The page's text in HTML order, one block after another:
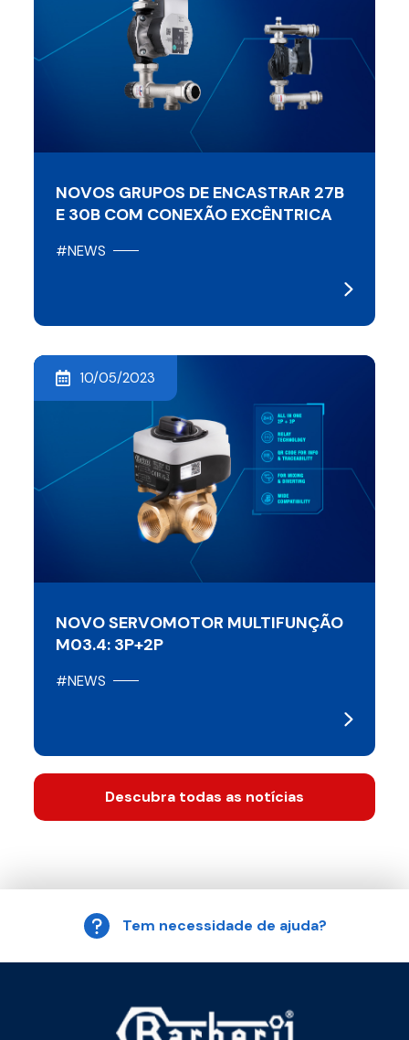
NOVOS GRUPOS DE ENCASTRAR 27B
E 30B COM CONEXÃO EXCÊNTRICA
#NEWS
10/05/2023
NOVO SERVOMOTOR MULTIFUNÇÃO
M03.4: 3P+2P
#NEWS
Descubra todas as notícias
Tem necessidade de ajuda?